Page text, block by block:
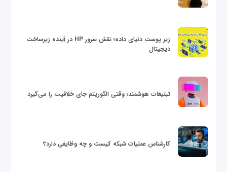
زیر پوست دنیای داده؛ نقش سرور HP در آینده زیرساخت
دیجیتال
تبلیغات هوشمند؛ وقتی الگوریتم جای خلاقیت را می‌گیرد
کارشناس عملیات شبکه کیست و چه وظایفی دارد؟